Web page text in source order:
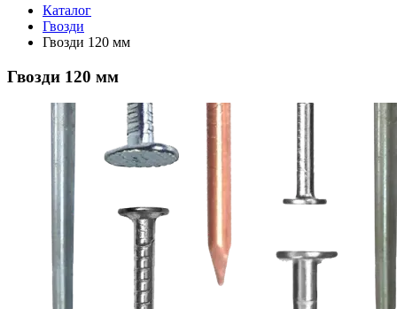
Каталог
Гвозди
Гвозди 120 мм
Гвозди 120 мм